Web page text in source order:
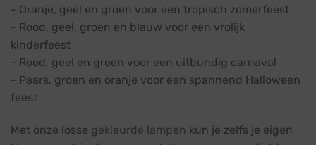
- Oranje, geel en groen voor een tropisch zomerfeest
- Rood, geel, groen en blauw voor een vrolijk
kinderfeest
- Rood, geel en groen voor een uitbundig carnaval
- Paars, groen en oranje voor een spannend Halloween
feest
Met onze losse gekleurde lampen kun je zelfs je eigen